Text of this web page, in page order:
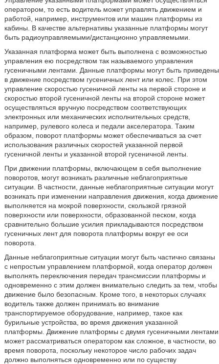
оператором, то есть водитель может управлять движением и
работой, например, инструментов или машин платформы из
кабины. В качестве альтернативы указанные платформы могут
быть радиоуправляемыми/дистанционно управляемыми.
Указанная платформа может быть выполнена с возможностью
управления ею посредством так называемого управления
гусеничными лентами. Данные платформы могут быть приведены
в движение посредством гусеничных лент или колес. При этом
управление скоростью гусеничной ленты на первой стороне и
скоростью второй гусеничной ленты на второй стороне может
осуществляться вручную посредством соответствующих
электронных или механических исполнительных средств,
например, рулевого колеса и педали акселератора. Таким
образом, поворот платформы может обеспечиваться за счет
использования различных скоростей указанной первой
гусеничной ленты и указанной второй гусеничной ленты.
При движении платформы, включающем в себя выполнение
поворотов, могут возникать различные неблагоприятные
ситуации. В частности, данные неблагоприятные ситуации могут
возникать при изменении направления движения, когда движение
выполняется на мокрой поверхности, скользкой грязной
поверхности или поверхности, образованной песком, когда
сравнительно большие усилия прикладываются посредством
гусеничных лент для поворота платформы вокруг ее оси
поворота.
Данные неблагоприятные ситуации могут быть частично связаны
с непростым управлением платформой, когда оператор должен
выполнять переключения передач трансмиссии платформы и
одновременно с этим должен внимательно следить за тем, чтобы
движение было безопасным. Кроме того, в некоторых случаях
водитель также должен принимать во внимание
транспортируемое оборудование, например, такое как
бурильные устройства, во время движения указанной
платформы. Движение платформы с двумя гусеничными лентами
может рассматриваться оператором как сложное, в частности, во
время поворота, поскольку некоторое число рабочих задач
должно выполняться одновременно или по существу